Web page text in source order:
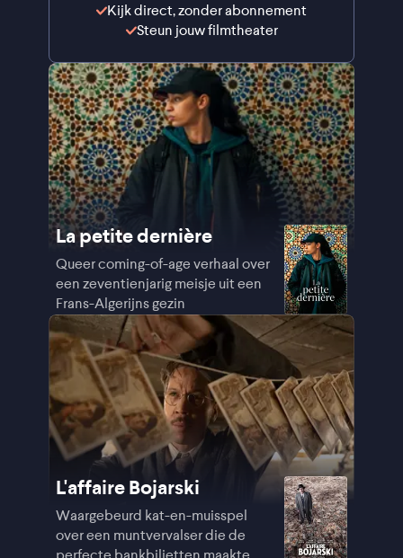
Kijk direct, zonder abonnement
Steun jouw filmtheater
La petite dernière
Queer coming-of-age verhaal over
een zeventienjarig meisje uit een
Frans-Algerijns gezin
L'affaire Bojarski
Waargebeurd kat-en-muisspel
over een muntvervalser die de